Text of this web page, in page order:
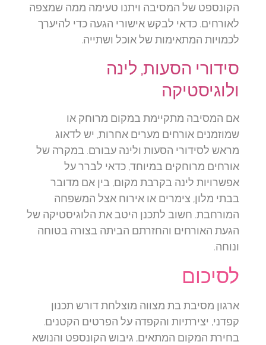
הקונספט של המסיבה ויתנו טעימה ממה שמצפה
לאורחים. כדאי לבקש אישורי הגעה כדי להיערך
לכמויות המתאימות של אוכל ושתייה.
סידורי הסעות, לינה
ולוגיסטיקה
אם המסיבה מתקיימת במקום מרוחק או
שמוזמנים אורחים מערים אחרות, יש לדאוג
מראש לסידורי הסעות ולינה עבורם. במקרה של
אורחים מרוחקים במיוחד, כדאי לברר על
אפשרויות לינה בקרבת מקום, בין אם מדובר
בבתי מלון, צימרים או אירוח אצל המשפחה
המורחבת. חשוב לתכנן היטב את הלוגיסטיקה של
הגעת האורחים והחזרתם הביתה בצורה בטוחה
ונוחה.
לסיכום
ארגון מסיבת בת מצווה מוצלחת דורש תכנון
קפדני, יצירתיות והקפדה על הפרטים הקטנים.
בחירת המקום המתאים, גיבוש הקונספט והנושא